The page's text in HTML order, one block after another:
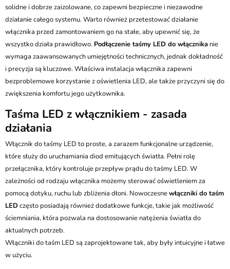
solidne i dobrze zaizolowane, co zapewni bezpieczne i niezawodne
działanie całego systemu. Warto również przetestować działanie
włącznika przed zamontowaniem go na stałe, aby upewnić się, że
wszystko działa prawidłowo. Podłączenie taśmy LED do włącznika nie
wymaga zaawansowanych umiejętności technicznych, jednak dokładność
i precyzja są kluczowe. Właściwa instalacja włącznika zapewni
bezproblemowe korzystanie z oświetlenia LED, ale także przyczyni się do
zwiększenia komfortu jego użytkownika.
Taśma LED z włącznikiem - zasada
działania
Włącznik do taśmy LED to proste, a zarazem funkcjonalne urządzenie,
które służy do uruchamiania diod emitujących światła. Pełni rolę
przełącznika, który kontroluje przepływ prądu do taśmy LED. W
zależności od rodzaju włącznika możemy sterować oświetleniem za
pomocą dotyku, ruchu lub zbliżenia dłoni. Nowoczesnewłączniki do taśm
LEDczęsto posiadają również dodatkowe funkcje, takie jak możliwość
ściemniania, która pozwala na dostosowanie natężenia światła do
aktualnych potrzeb.
Włączniki do taśm LED są zaprojektowane tak, aby były intuicyjne i łatwe
w użyciu.